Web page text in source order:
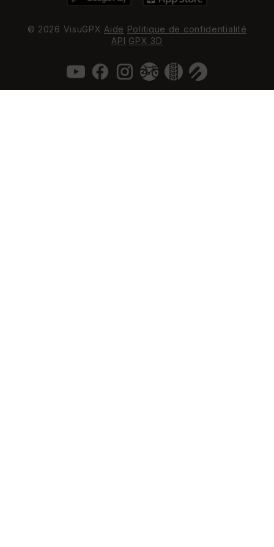
© 2026 VisuGPX Aide Politique de confidentialité
API GPX 3D